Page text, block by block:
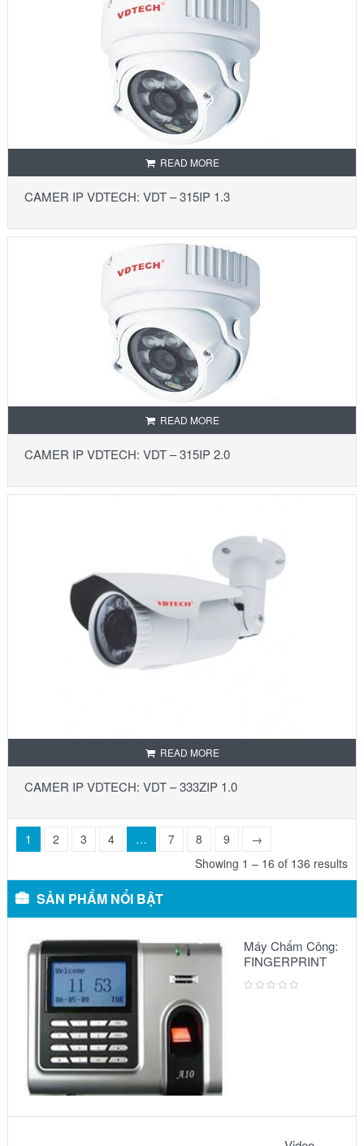
READ MORE
CAMER IP VDTECH: VDT – 315IP 1.3
READ MORE
CAMER IP VDTECH: VDT – 315IP 2.0
READ MORE
CAMER IP VDTECH: VDT – 333ZIP 1.0
1 2 3 4 … 7 8 9
→
Showing 1 – 16 of 136 results
SẢN PHẨM NỔI BẬT
Máy Chấm Công:
FINGERPRINT
A10